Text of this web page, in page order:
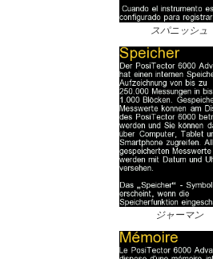
スパニッシュ
ジャーマン